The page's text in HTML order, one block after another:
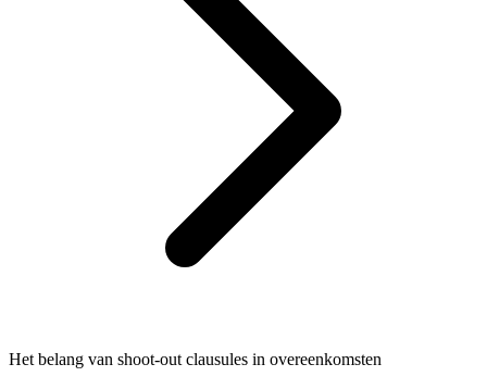
Het belang van shoot-out clausules in overeenkomsten